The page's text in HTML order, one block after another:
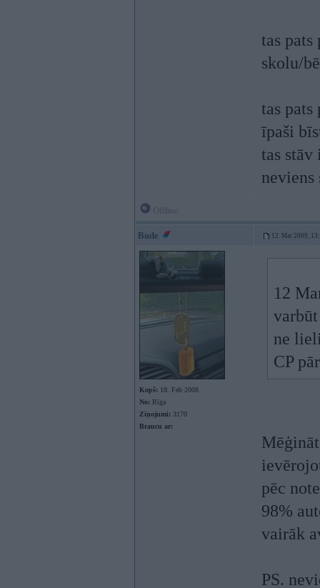
tas
skolu/
tas
īpaši
tas
neviens
Bude 12. Mar 2009,
Kopš: 18. Feb 2008
No: Rīga
Ziņojumi: 3170
Braucu ar:
12
ne
CP
pēc
98%
vairāk
PS.